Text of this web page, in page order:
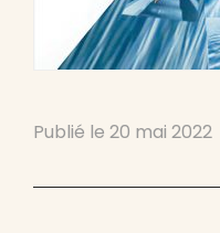
Publié le 20 mai 2022